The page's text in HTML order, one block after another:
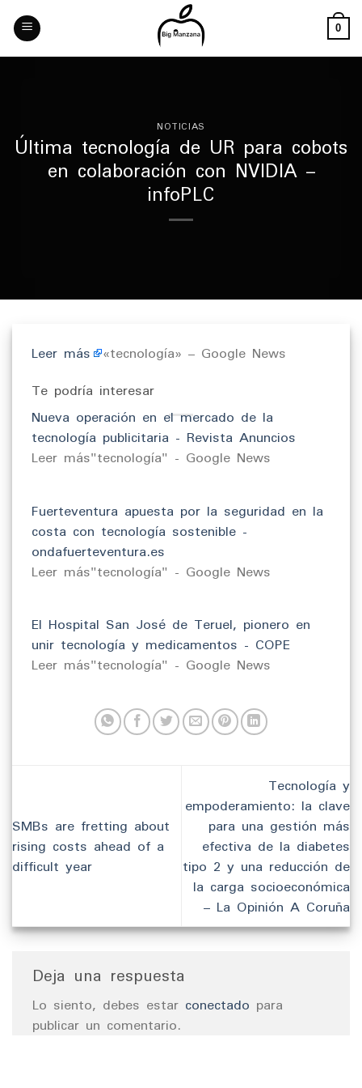
Skip
content
0
NOTICIAS
Última tecnología de UR para cobots
en colaboración con NVIDIA –
infoPLC
Leer más «tecnología» – Google News
Te podría interesar
Nueva operación en el mercado de la
tecnología publicitaria - Revista Anuncios
​Leer más"tecnología" - Google News
Fuerteventura apuesta por la seguridad en la
costa con tecnología sostenible -
ondafuerteventura.es
​Leer más"tecnología" - Google News
El Hospital San José de Teruel, pionero en
unir tecnología y medicamentos - COPE
​Leer más"tecnología" - Google News
SMBs are fretting about
rising costs ahead of a
difficult year
Tecnología y
empoderamiento: la clave
para una gestión más
efectiva de la diabetes
tipo 2 y una reducción de
la carga socioeconómica
– La Opinión A Coruña
Deja una respuesta
Lo siento, debes estar conectado para
publicar un comentario.